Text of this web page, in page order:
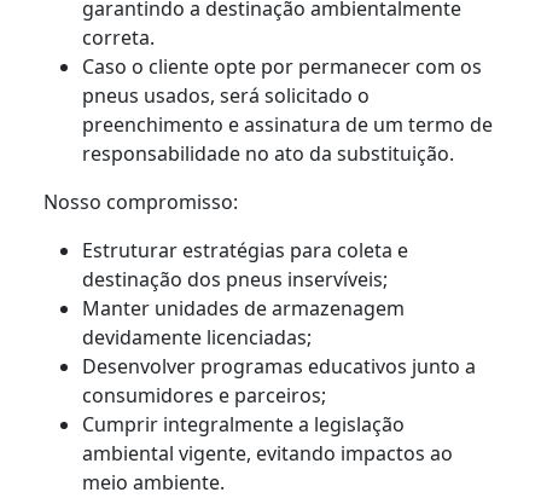
garantindo a destinação ambientalmente
correta.
Caso o cliente opte por permanecer com os
pneus usados, será solicitado o
preenchimento e assinatura de um termo de
responsabilidade no ato da substituição.
Nosso compromisso:
Estruturar estratégias para coleta e
destinação dos pneus inservíveis;
Manter unidades de armazenagem
devidamente licenciadas;
Desenvolver programas educativos junto a
consumidores e parceiros;
Cumprir integralmente a legislação
ambiental vigente, evitando impactos ao
meio ambiente.